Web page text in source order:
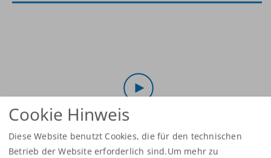
Cookie Hinweis
Diese Website benutzt Cookies, die für den technischen
Betrieb der Website erforderlich sind.Um mehr zu